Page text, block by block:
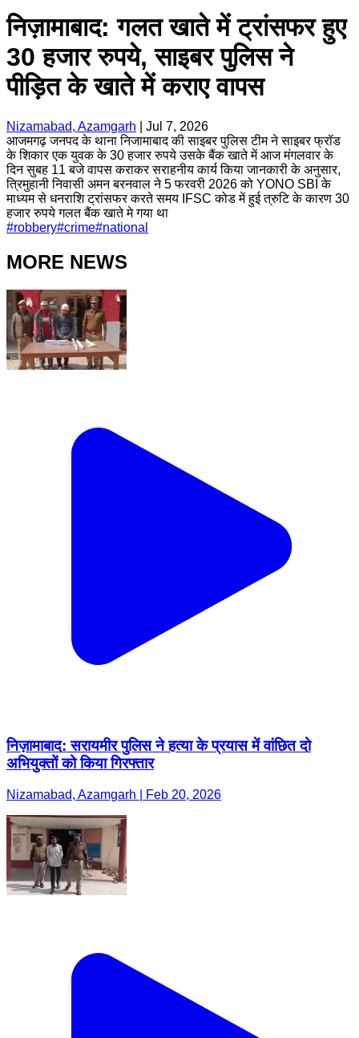
निज़ामाबाद: गलत खाते में ट्रांसफर हुए
30 हजार रुपये, साइबर पुलिस ने
पीड़ित के खाते में कराए वापस
Nizamabad, Azamgarh
Jul 7, 2026
आजमगढ़ जनपद के थाना निजामाबाद की साइबर पुलिस टीम ने साइबर फ्रॉड
के शिकार एक युवक के 30 हजार रुपये उसके बैंक खाते में आज मंगलवार के
दिन सुबह 11 बजे वापस कराकर सराहनीय कार्य किया जानकारी के अनुसार,
त्रिमुहानी निवासी अमन बरनवाल ने 5 फरवरी 2026 को YONO SBI के
माध्यम से धनराशि ट्रांसफर करते समय IFSC कोड में हुई त्रुटि के कारण 30
हजार रुपये गलत बैंक खाते मे गया था
#robbery#crime#national
MORE NEWS
निज़ामाबाद: सरायमीर पुलिस ने हत्या के प्रयास में वांछित दो
अभियुक्तों को किया गिरफ्तार
Nizamabad, Azamgarh | Feb 20, 2026